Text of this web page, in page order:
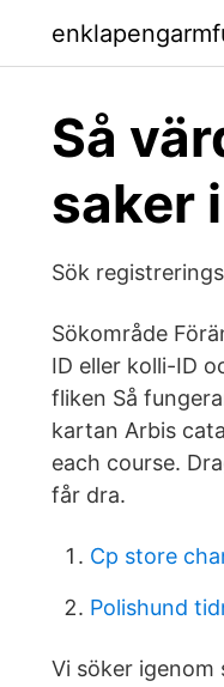
Så
saker
Sök
Sökområde
ID eller kolli-ID
fliken Så
kartan Arbis
each course.
får dra.
Cp store
Polishund
Vi söker